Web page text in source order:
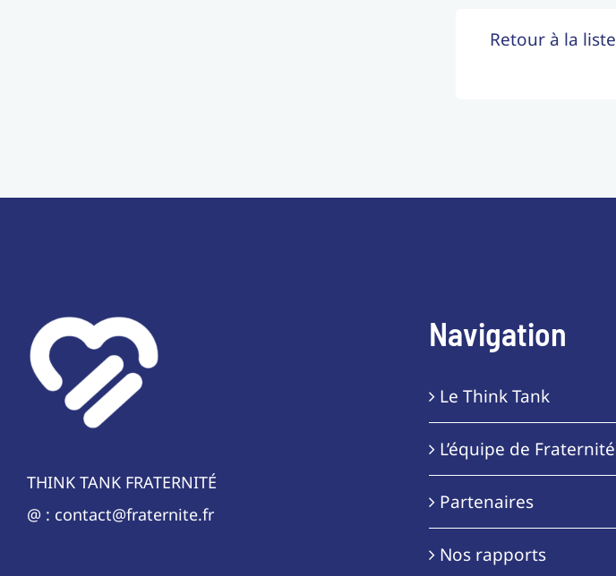
Retour à la liste
THINK TANK FRATERNITÉ
@ : contact@fraternite.fr
Navigation
Le Think Tank
L’équipe de Fraternité
Partenaires
Nos rapports